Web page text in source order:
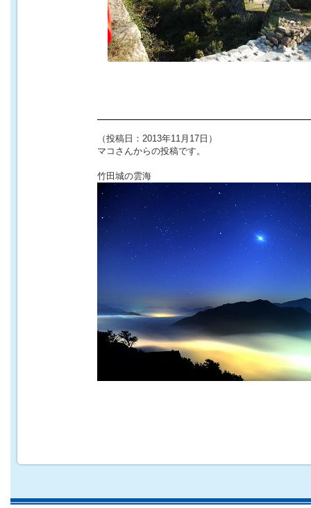
（投稿日：2013年11月17日）
マコさんからの投稿です。
竹田城の雲海